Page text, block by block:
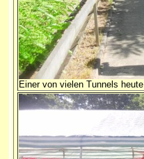
Einer von vielen Tunnels heute